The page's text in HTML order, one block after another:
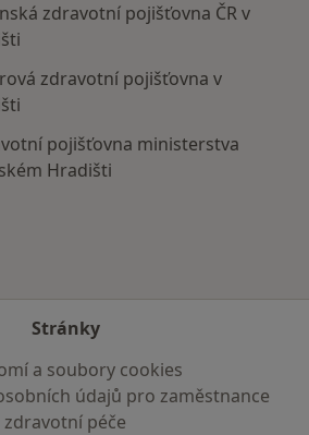
zdravotní pojišťovna ČR v
zdravotní pojišťovna v
pojišťovna ministerstva
Hradišti
Stránky
a soubory cookies
údajů pro zaměstnance
zdravotní péče